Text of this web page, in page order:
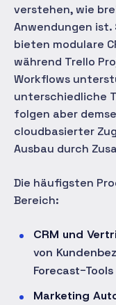
verstehen, wie
Anwendungen
bieten modulare
während Trello
Workflows
unterschiedliche
folgen aber
cloudbasierter
Ausbau durch
Die häufigsten
Bereich:
CRM und
von
Forecast-
Marketing